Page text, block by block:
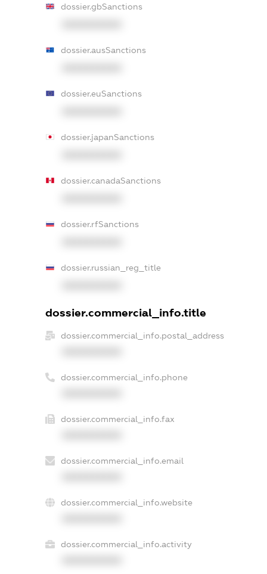
dossier.gbSanctions
dossier.ausSanctions
dossier.euSanctions
dossier.japanSanctions
dossier.canadaSanctions
dossier.rfSanctions
dossier.russian_reg_title
dossier.commercial_info.title
dossier.commercial_info.postal_address
dossier.commercial_info.phone
dossier.commercial_info.fax
dossier.commercial_info.email
dossier.commercial_info.website
dossier.commercial_info.activity